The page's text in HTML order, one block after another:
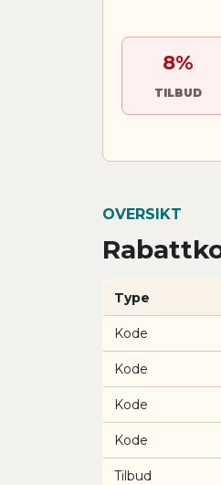
8%
TILBUD
OVERSIKT
Type
Kode
Kode
Kode
Kode
Tilbud